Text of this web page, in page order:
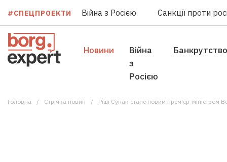
#СПЕЦПРОЕКТИ Війна з Росією Санкції проти
Новини
Війна
з
Росією
Банкрутство
Головна Стрічка новин Ріші Сунак стане новим прем’єр-міністром